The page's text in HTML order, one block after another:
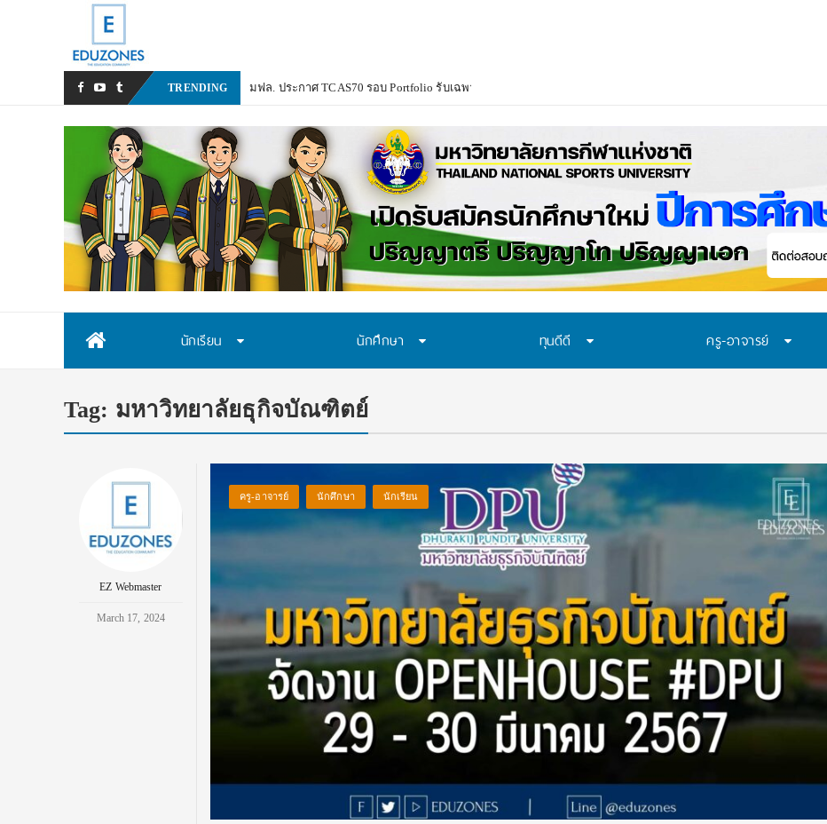
TRENDING
นักเรียน นักศึกษา ทุนดีดี ครู-อาจารย์
Tag: มหาวิทยาลัยธุกิจบัณฑิตย์
EZ Webmaster
March 17, 2024
ครู-อาจารย์ นักศึกษา นักเรียน